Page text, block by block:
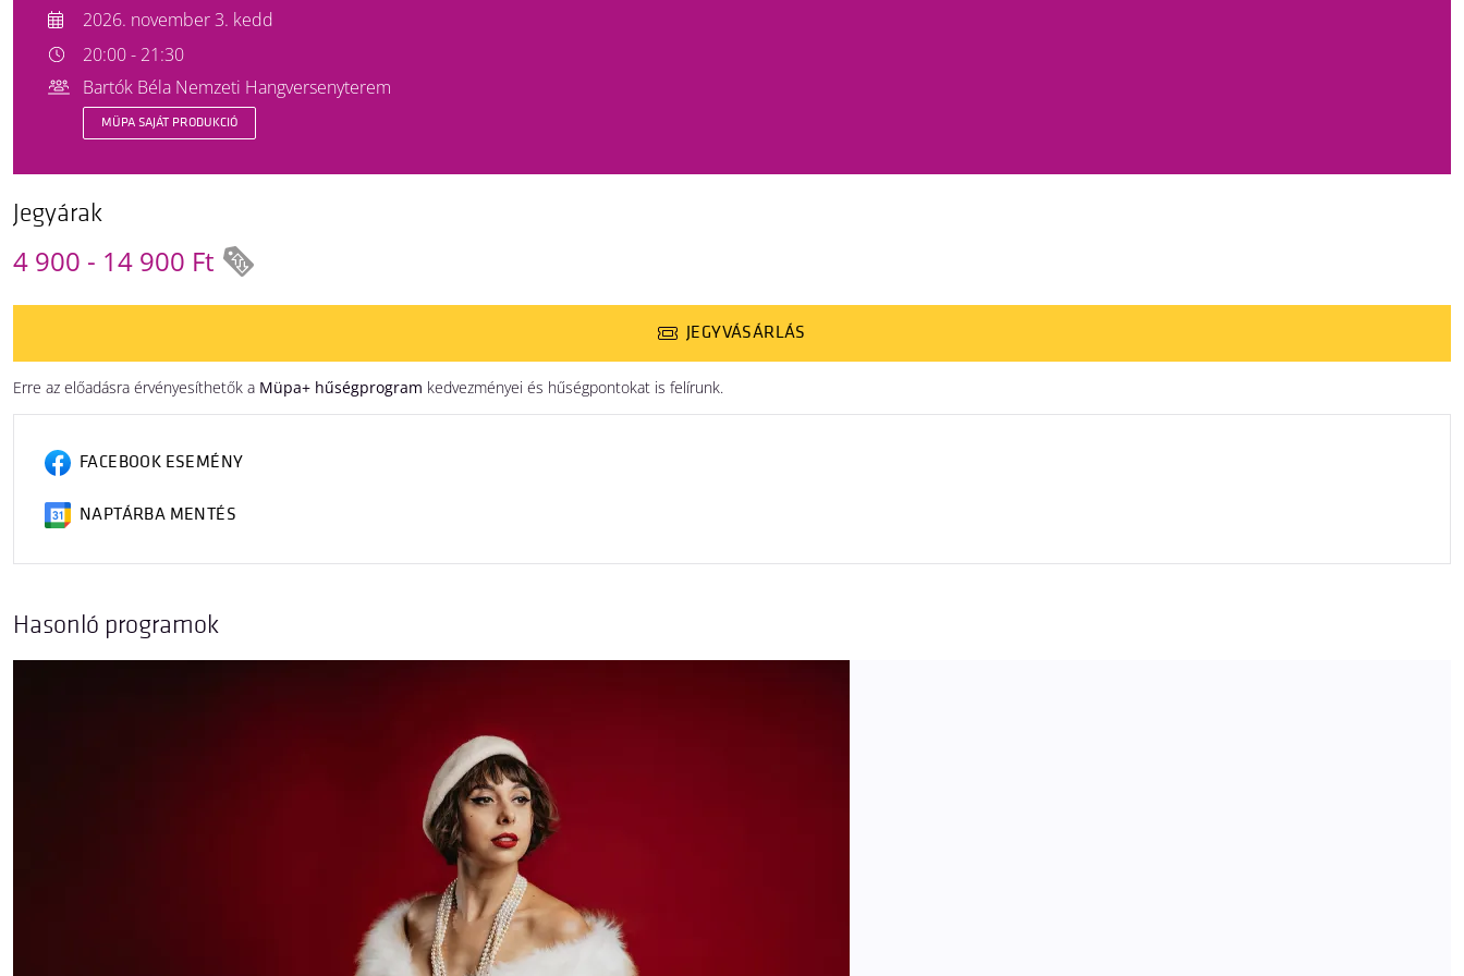
2026. november 3. kedd
20:00 - 21:30
Bartók Béla Nemzeti Hangversenyterem
MÜPA SAJÁT PRODUKCIÓ
Jegyárak
4 900 - 14 900 Ft
JEGYVÁSÁRLÁS
Erre az előadásra érvényesíthetők a Müpa+ hűségprogram kedvezményei és hűségpontokat is felírunk.
FACEBOOK ESEMÉNY
NAPTÁRBA MENTÉS
Hasonló programok